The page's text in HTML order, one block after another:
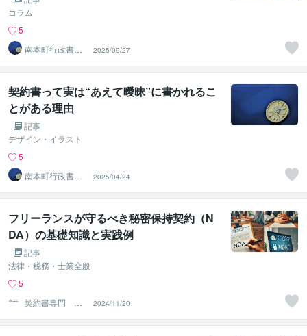
コラム
5
南本町行政書士
事務所
2025/09/27
契約書って実は“あえて曖昧”に書かれるこ
とがある理由
記事
デザイン・イラスト
5
南本町行政書士
事務所
2025/04/24
フリーランスが守るべき秘密保持契約（N
DA）の基礎知識と実践例
記事
法律・税務・士業全般
5
契約書専門 ア
トラス行政書士
法人
2024/11/20